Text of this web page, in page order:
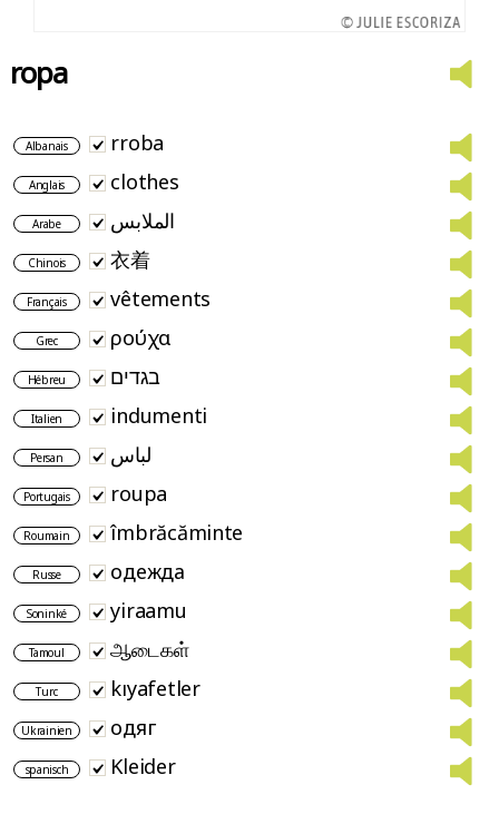
ropa
Albanais rroba
Anglais clothes
Arabe الملابس
Chinois 衣着
Français vêtements
Grec ρούχα
Hébreu בגדים
Italien indumenti
Persan لباس
Portugais roupa
Roumain îmbrăcăminte
Russe одежда
Soninké yiraamu
Tamoul ஆடைகள்
Turc kıyafetler
Ukrainien одяг
spanisch Kleider